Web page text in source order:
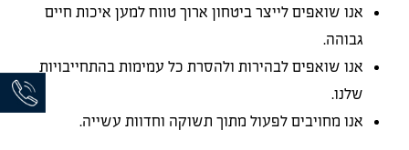
אנו שואפים לייצר ביטחון ארוך טווח למען איכות חיים
גבוהה.
אנו שואפים לבהירות ולהסרת כל עמימות בהתחייבויות
שלנו.
אנו מחויבים לפעול מתוך תשוקה וחדוות עשייה.